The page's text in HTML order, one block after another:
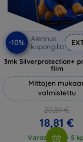
-10%
Alennus
kupongilla
3mk Silverprotection+
film
Mittojen
valmistettu
20,89 €
18,81 €
Varastossa > 5